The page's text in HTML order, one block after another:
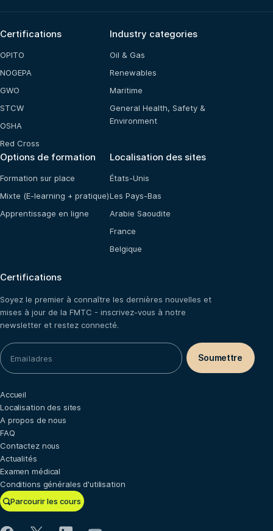
Certifications
OPITO
NOGEPA
GWO
STCW
OSHA
Red Cross
Industry categories
Oil & Gas
Renewables
Maritime
General Health, Safety &
Environment
Options de formation
Formation sur place
Mixte (E-learning + pratique)
Apprentissage en ligne
Localisation des sites
États-Unis
Les Pays-Bas
Arabie Saoudite
France
Belgique
Certifications
Soyez le premier à connaître les dernières nouvelles et
mises à jour de la FMTC - inscrivez-vous à notre
newsletter et restez connecté.
Parcourir les cours
Accueil
Localisation des sites
A propos de nous
FAQ
Contactez nous
Actualités
Examen médical
Conditions générales d'utilisation